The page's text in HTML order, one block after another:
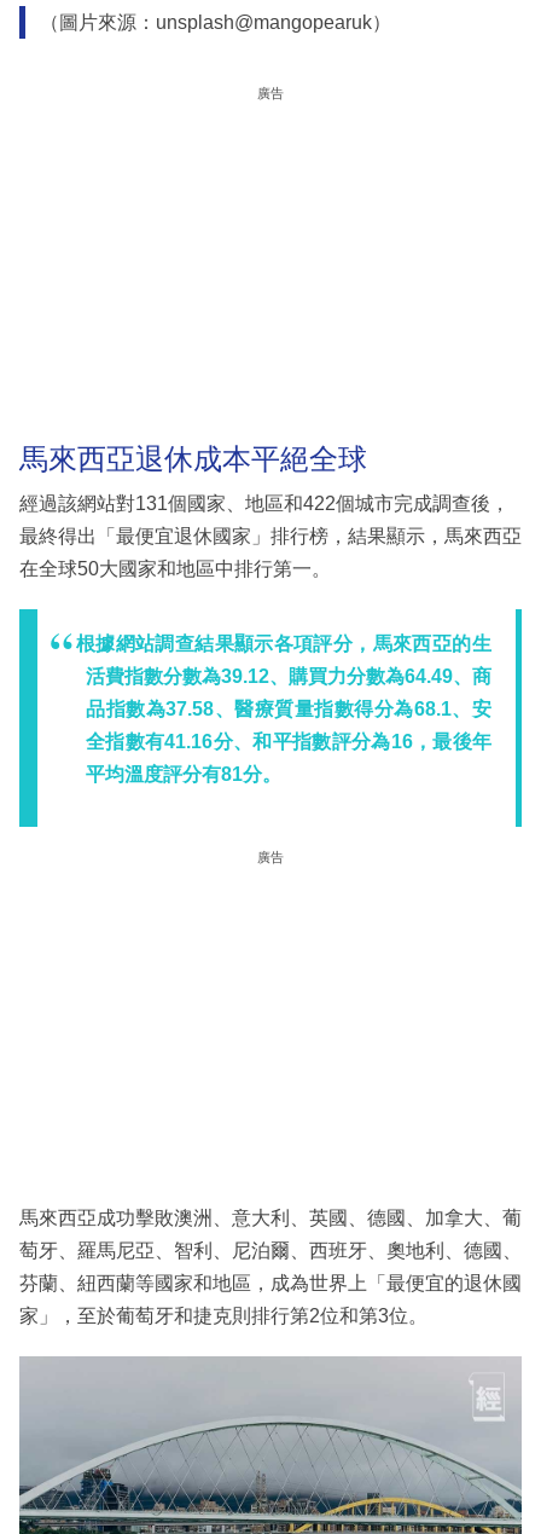
（圖片來源：unsplash@mangopearuk）
廣告
馬來西亞退休成本平絕全球
經過該網站對131個國家、地區和422個城市完成調查後，
最終得出「最便宜退休國家」排行榜，結果顯示，馬來西亞
在全球50大國家和地區中排行第一。
根據網站調查結果顯示各項評分，馬來西亞的生
活費指數分數為39.12、購買力分數為64.49、商
品指數為37.58、醫療質量指數得分為68.1、安
全指數有41.16分、和平指數評分為16，最後年
平均溫度評分有81分。
廣告
馬來西亞成功擊敗澳洲、意大利、英國、德國、加拿大、葡
萄牙、羅馬尼亞、智利、尼泊爾、西班牙、奧地利、德國、
芬蘭、紐西蘭等國家和地區，成為世界上「最便宜的退休國
家」，至於葡萄牙和捷克則排行第2位和第3位。